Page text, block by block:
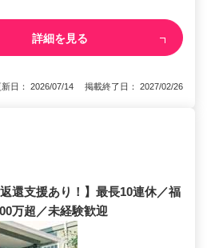
詳細を見る
新日： 2026/07/14 掲載終了日： 2027/02/26
還支援あり！】最長10連休／福
万超／未経験歓迎